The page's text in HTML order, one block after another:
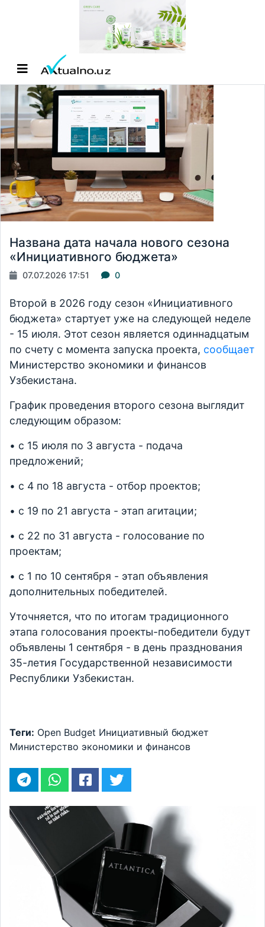
Названа дата начала нового сезона
«Инициативного бюджета»
07.07.2026 17:51 0
Второй в 2026 году сезон «Инициативного
бюджета» стартует уже на следующей неделе
- 15 июля. Этот сезон является одиннадцатым
по счету с момента запуска проекта, сообщает
Министерство экономики и финансов
Узбекистана.
График проведения второго сезона выглядит
следующим образом:
• с 15 июля по 3 августа - подача
предложений;
• с 4 по 18 августа - отбор проектов;
• с 19 по 21 августа - этап агитации;
• с 22 по 31 августа - голосование по
проектам;
• с 1 по 10 сентября - этап объявления
дополнительных победителей.
Уточняется, что по итогам традиционного
этапа голосования проекты-победители будут
объявлены 1 сентября - в день празднования
35-летия Государственной независимости
Республики Узбекистан.
Теги: Open Budget Инициативный бюджет
Министерство экономики и финансов